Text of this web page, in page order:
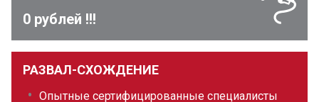
0 рублей !!!
РАЗВАЛ-СХОЖДЕНИЕ
Опытные сертифицированные специалисты